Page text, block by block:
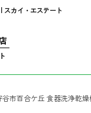
スカイ・エステート
谷市百合ケ丘 食器洗浄乾